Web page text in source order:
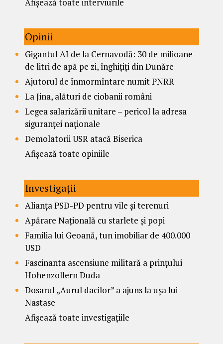
Opinii
Gigantul AI de la Cernavodă: 30 de milioane
de litri de apă pe zi, înghițiți din Dunăre
Ajutorul de înmormîntare numit PNRR
La Jina, alături de ciobanii români
Legea salarizării unitare – pericol la adresa
siguranței naționale
Demolatorii USR atacă Biserica
Afișează toate opiniile
Investigații
Alianța PSD-PD pentru vile și terenuri
Apărare Națională cu starlete și popi
Familia lui Geoană, tun imobiliar de 400.000
USD
Fascinanta ascensiune militară a prințului
Hohenzollern Duda
Dosarul „Aurul dacilor” a ajuns la ușa lui
Nastase
Afișează toate investigațiile